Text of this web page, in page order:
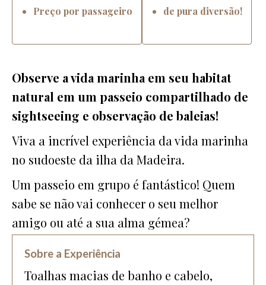
Preço por passageiro de pura diversão!
Observe a vida marinha em seu habitat
natural em um passeio compartilhado de
sightseeing e observação de baleias!
Viva a incrível experiência da vida marinha
no sudoeste da ilha da Madeira.
Um passeio em grupo é fantástico! Quem
sabe se não vai conhecer o seu melhor
amigo ou até a sua alma gémea?
Sobre a Experiência
Toalhas macias de banho e cabelo,